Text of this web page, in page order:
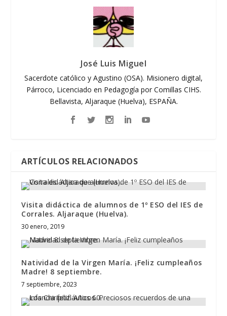
José Luis Miguel
Sacerdote católico y Agustino (OSA). Misionero digital,
Párroco, Licenciado en Pedagogía por Comillas CIHS.
Bellavista, Aljaraque (Huelva), ESPAÑA.
ARTÍCULOS RELACIONADOS
Visita didáctica de alumnos de 1º ESO del IES de
Corrales. Aljaraque (Huelva).
30 enero, 2019
Natividad de la Virgen María. ¡Feliz cumpleaños
Madre! 8 septiembre.
7 septiembre, 2023